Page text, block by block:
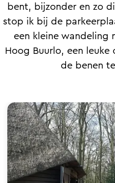
bent, bijzonder en zo
stop ik bij de
een kleine wandeling
Hoog Buurlo, een
de benen